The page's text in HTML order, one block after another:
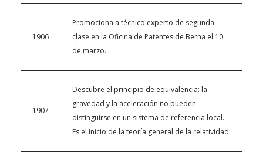
1906
Promociona a técnico experto de segunda
clase en la Oficina de Patentes de Berna el 10
de marzo.
1907
Descubre el principio de equivalencia: la
gravedad y la aceleración no pueden
distinguirse en un sistema de referencia local.
Es el inicio de la teoría general de la relatividad.